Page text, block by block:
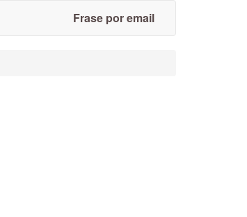
Frase por email